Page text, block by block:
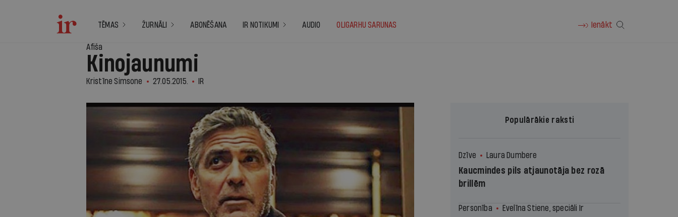
TĒMAS ŽURNĀLI ABONĒŠANA IR NOTIKUMI AUDIO OLIGARHU SARUNAS Ienākt
Afiša
Kinojaunumi
Kristīne Simsone 27.05.2015. IR
Populārākie raksti
Dzīve Laura Dumbere
Kaucmindes pils atjaunotāja bez rozā
brillēm
Personība Evelīna Stiene, speciāli Ir